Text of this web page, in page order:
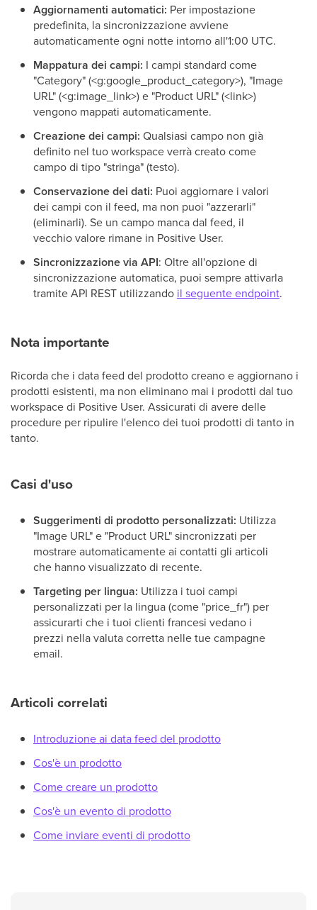
Aggiornamenti automatici: Per impostazione
predefinita, la sincronizzazione avviene
automaticamente ogni notte intorno all'1:00 UTC.
Mappatura dei campi: I campi standard come
"Category" (<g:google_product_category>), "Image
URL" (<g:image_link>) e "Product URL" (<link>)
vengono mappati automaticamente.
Creazione dei campi: Qualsiasi campo non già
definito nel tuo workspace verrà creato come
campo di tipo "stringa" (testo).
Conservazione dei dati: Puoi aggiornare i valori
dei campi con il feed, ma non puoi "azzerarli"
(eliminarli). Se un campo manca dal feed, il
vecchio valore rimane in Positive User.
Sincronizzazione via API: Oltre all'opzione di
sincronizzazione automatica, puoi sempre attivarla
tramite API REST utilizzando il seguente endpoint.
Nota importante
Ricorda che i data feed del prodotto creano e aggiornano i
prodotti esistenti, ma non eliminano mai i prodotti dal tuo
workspace di Positive User. Assicurati di avere delle
procedure per ripulire l'elenco dei tuoi prodotti di tanto in
tanto.
Casi d'uso
Suggerimenti di prodotto personalizzati: Utilizza
"Image URL" e "Product URL" sincronizzati per
mostrare automaticamente ai contatti gli articoli
che hanno visualizzato di recente.
Targeting per lingua: Utilizza i tuoi campi
personalizzati per la lingua (come "price_fr") per
assicurarti che i tuoi clienti francesi vedano i
prezzi nella valuta corretta nelle tue campagne
email.
Articoli correlati
Introduzione ai data feed del prodotto
Cos'è un prodotto
Come creare un prodotto
Cos'è un evento di prodotto
Come inviare eventi di prodotto